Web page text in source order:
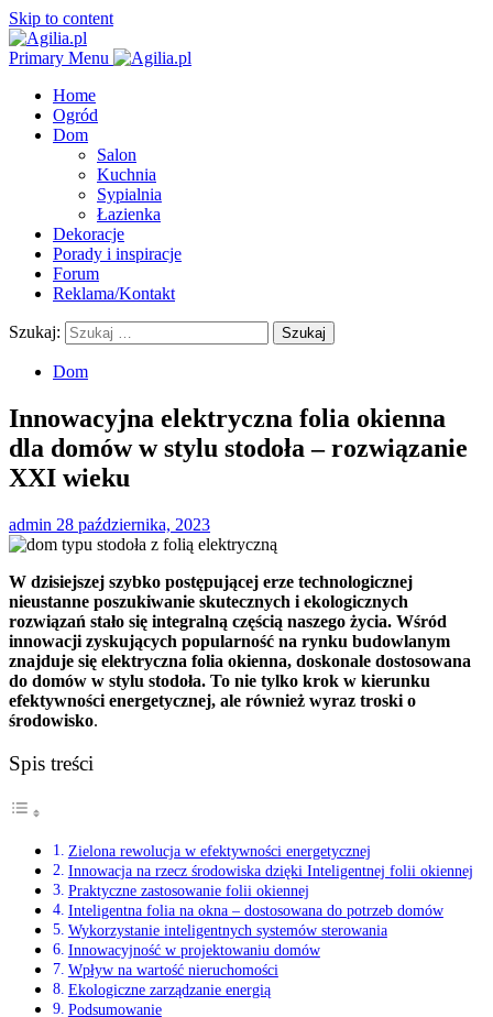
Skip to content
Primary Menu
Home
Ogród
Dom
Salon
Kuchnia
Sypialnia
Łazienka
Dekoracje
Porady i inspiracje
Forum
Reklama/Kontakt
Szukaj:
Dom
Innowacyjna elektryczna folia okienna
dla domów w stylu stodoła – rozwiązanie
XXI wieku
admin 28 października, 2023
W dzisiejszej szybko postępującej erze technologicznej
nieustanne poszukiwanie skutecznych i ekologicznych
rozwiązań stało się integralną częścią naszego życia. Wśród
innowacji zyskujących popularność na rynku budowlanym
znajduje się elektryczna folia okienna, doskonale dostosowana
do domów w stylu stodoła. To nie tylko krok w kierunku
efektywności energetycznej, ale również wyraz troski o
środowisko.
Spis treści
Zielona rewolucja w efektywności energetycznej
Innowacja na rzecz środowiska dzięki Inteligentnej folii okiennej
Praktyczne zastosowanie folii okiennej
Inteligentna folia na okna – dostosowana do potrzeb domów
Wykorzystanie inteligentnych systemów sterowania
Innowacyjność w projektowaniu domów
Wpływ na wartość nieruchomości
Ekologiczne zarządzanie energią
Podsumowanie